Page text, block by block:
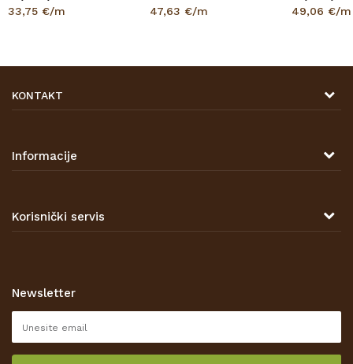
33,75 €/m
38/600/4100mm
EGGER
47,63 €/m
EGGER
49,06 €/m
KONTAKT
47000 Karlovac
Informacije
Prodajna mjesta
Korisnički servis
Korištenje kolačića
Reklamacije
Isporuka
Newsletter